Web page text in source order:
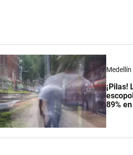
Medellín
¡Pilas!
89%